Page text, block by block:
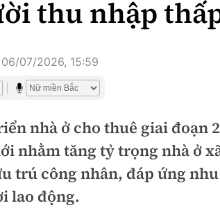
thu nhập
06/07/2026, 15:59
nhà ở cho thuê giai đoạn
nhằm tăng tỷ trọng nhà ở
trú công nhân, đáp ứng
lao động.